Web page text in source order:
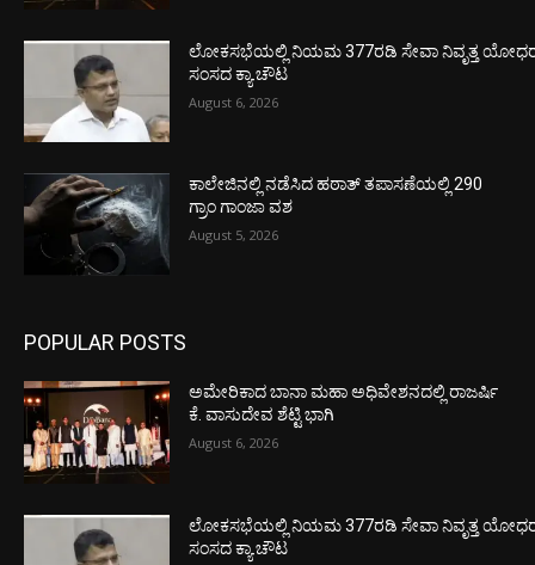
ಲೋಕಸಭೆಯಲ್ಲಿ ನಿಯಮ 377ರಡಿ ಸೇವಾ ನಿವೃತ್ತ
ಸಂಸದ ಕ್ಯಾ.ಚೌಟ
August 6, 2026
ಕಾಲೇಜಿನಲ್ಲಿ ನಡೆಸಿದ ಹಠಾತ್ ತಪಾಸಣೆಯಲ್ಲಿ 290
ಗ್ರಾಂ ಗಾಂಜಾ ವಶ
August 5, 2026
POPULAR POSTS
ಅಮೇರಿಕಾದ ಬಾನಾ ಮಹಾ ಅಧಿವೇಶನದಲ್ಲಿ ರಾಜರ್ಷಿ
ಕೆ. ವಾಸುದೇವ ಶೆಟ್ಟಿ ಭಾಗಿ
August 6, 2026
ಲೋಕಸಭೆಯಲ್ಲಿ ನಿಯಮ 377ರಡಿ ಸೇವಾ ನಿವೃತ್ತ
ಸಂಸದ ಕ್ಯಾ.ಚೌಟ